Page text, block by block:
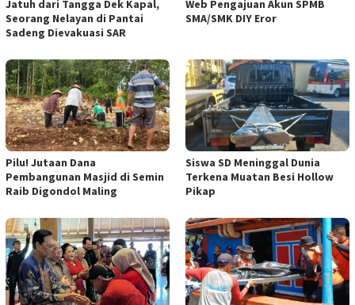
Jatuh dari Tangga Dek Kapal,
Seorang Nelayan di Pantai
Sadeng Dievakuasi SAR
Web Pengajuan Akun SPMB
SMA/SMK DIY Eror
Pilu! Jutaan Dana
Pembangunan Masjid di Semin
Raib Digondol Maling
Siswa SD Meninggal Dunia
Terkena Muatan Besi Hollow
Pikap